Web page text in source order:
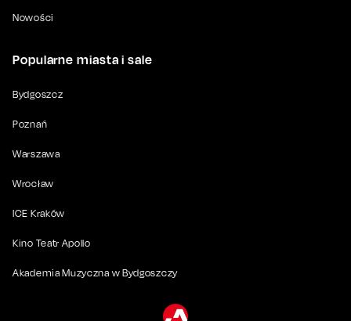
Nowości
Popularne miasta i sale
Bydgoszcz
Poznań
Warszawa
Wrocław
ICE Kraków
Kino Teatr Apollo
Akademia Muzyczna w Bydgoszczy